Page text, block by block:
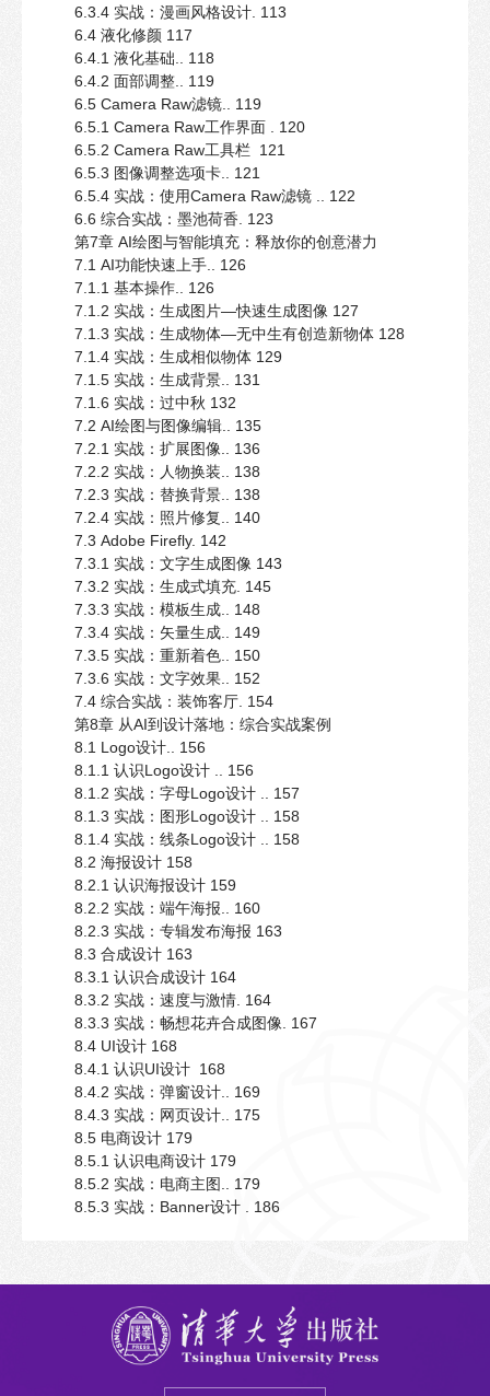
6.3.4 实战：漫画风格设计. 113
6.4 液化修颜 117
6.4.1 液化基础.. 118
6.4.2 面部调整.. 119
6.5 Camera Raw滤镜.. 119
6.5.1 Camera Raw工作界面 . 120
6.5.2 Camera Raw工具栏 121
6.5.3 图像调整选项卡.. 121
6.5.4 实战：使用Camera Raw滤镜 .. 122
6.6 综合实战：墨池荷香. 123
第7章 AI绘图与智能填充：释放你的创意潜力
7.1 AI功能快速上手.. 126
7.1.1 基本操作.. 126
7.1.2 实战：生成图片—快速生成图像 127
7.1.3 实战：生成物体—无中生有创造新物体 128
7.1.4 实战：生成相似物体 129
7.1.5 实战：生成背景.. 131
7.1.6 实战：过中秋 132
7.2 AI绘图与图像编辑.. 135
7.2.1 实战：扩展图像.. 136
7.2.2 实战：人物换装.. 138
7.2.3 实战：替换背景.. 138
7.2.4 实战：照片修复.. 140
7.3 Adobe Firefly. 142
7.3.1 实战：文字生成图像 143
7.3.2 实战：生成式填充. 145
7.3.3 实战：模板生成.. 148
7.3.4 实战：矢量生成.. 149
7.3.5 实战：重新着色.. 150
7.3.6 实战：文字效果.. 152
7.4 综合实战：装饰客厅. 154
第8章 从AI到设计落地：综合实战案例
8.1 Logo设计.. 156
8.1.1 认识Logo设计 .. 156
8.1.2 实战：字母Logo设计 .. 157
8.1.3 实战：图形Logo设计 .. 158
8.1.4 实战：线条Logo设计 .. 158
8.2 海报设计 158
8.2.1 认识海报设计 159
8.2.2 实战：端午海报.. 160
8.2.3 实战：专辑发布海报 163
8.3 合成设计 163
8.3.1 认识合成设计 164
8.3.2 实战：速度与激情. 164
8.3.3 实战：畅想花卉合成图像. 167
8.4 UI设计 168
8.4.1 认识UI设计 168
8.4.2 实战：弹窗设计.. 169
8.4.3 实战：网页设计.. 175
8.5 电商设计 179
8.5.1 认识电商设计 179
8.5.2 实战：电商主图.. 179
8.5.3 实战：Banner设计 . 186